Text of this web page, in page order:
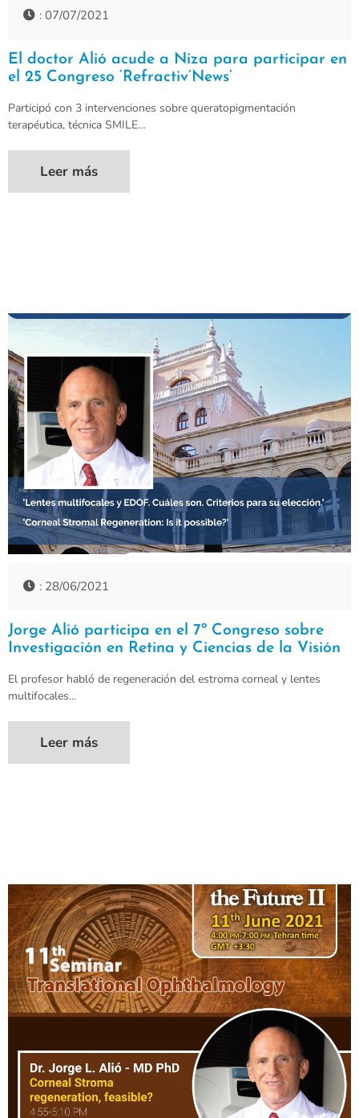
: 07/07/2021
El doctor Alió acude a Niza para participar en
el 25 Congreso ‘Refractiv’News’
Participó con 3 intervenciones sobre queratopigmentación
terapéutica, técnica SMILE…
Leer más
: 28/06/2021
Jorge Alió participa en el 7º Congreso sobre
Investigación en Retina y Ciencias de la Visión
El profesor habló de regeneración del estroma corneal y lentes
multifocales…
Leer más